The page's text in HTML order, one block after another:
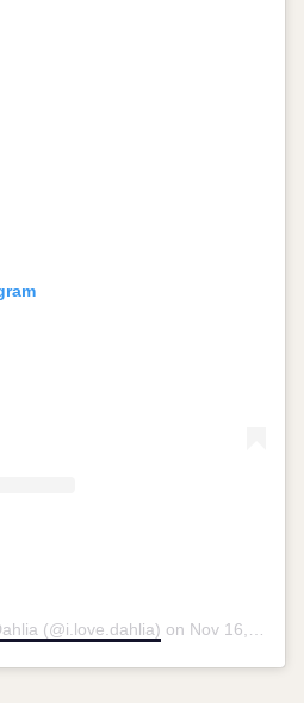
(@i.love.dahlia) on Nov 16, 2019 at 2:00am PST